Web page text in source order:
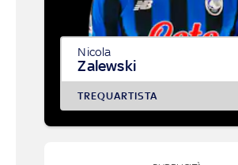
Nicola
Zalewski
TREQUARTISTA